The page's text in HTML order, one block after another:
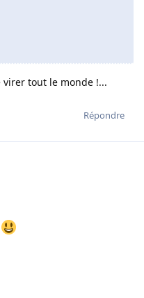
tout le monde !...
Répondre